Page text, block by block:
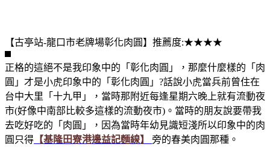
【古亭站-龍口市老牌場彰化肉圓】推薦度:★★★★
正格的這絕不是我印象中的「彰化肉圓」，那麼什麼樣的「肉
圓」才是小虎印象中的「彰化肉圓」?話說小虎當兵前曾住在
台中大里「十九甲」，當時那附近每逢星期六晚上就有流動夜
市(好像中南部比較多這樣的流動夜市)。當時的朋友說要帶我
去吃好吃的「肉圓」，因為當時年幼見識短淺所以印象中的肉
圓只得 【基隆田寮港邊益記麵線】 旁的春美肉圓那種。